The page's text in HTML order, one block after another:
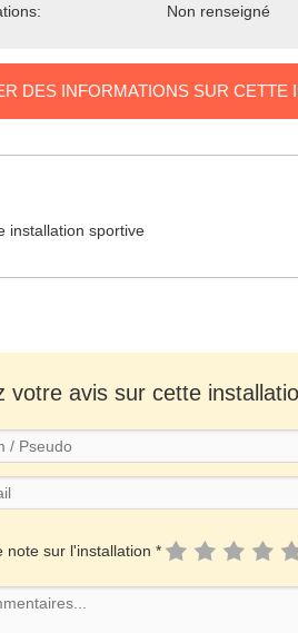
Non renseigné
DES INFORMATIONS SUR CETTE
installation sportive
votre avis sur cette
note sur l'installation *